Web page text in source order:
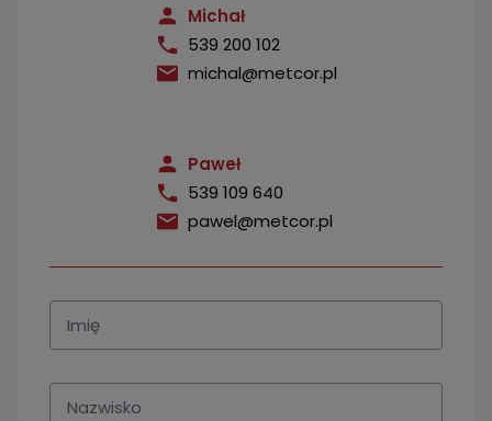
Michał
539 200 102
michal@metcor.pl
Paweł
539 109 640
pawel@metcor.pl